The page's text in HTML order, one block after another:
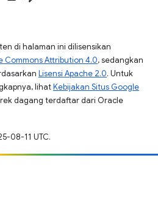
di halaman ini dilisensikan
Commons Attribution 4.0, sedangkan
Lisensi Apache 2.0. Untuk
lihatKebijakan Situs Google
dagang terdaftar dari Oracle
08-11 UTC.